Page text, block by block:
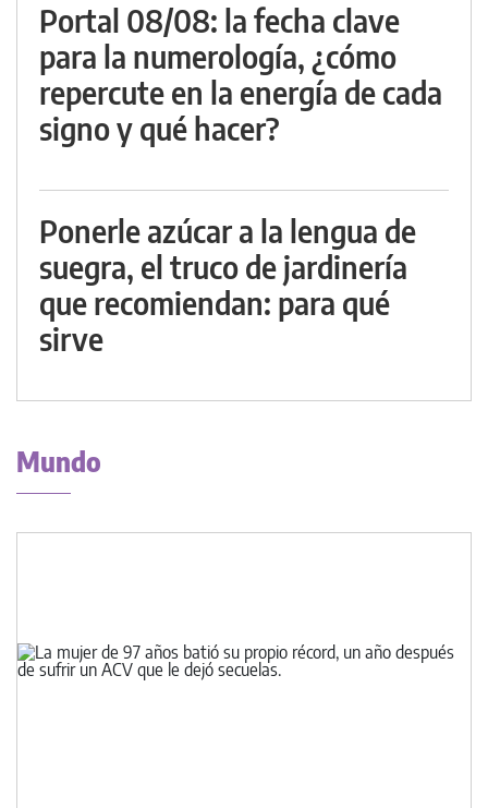
Portal 08/08: la fecha clave
para la numerología, ¿cómo
repercute en la energía de cada
signo y qué hacer?
Ponerle azúcar a la lengua de
suegra, el truco de jardinería
que recomiendan: para qué
sirve
Mundo